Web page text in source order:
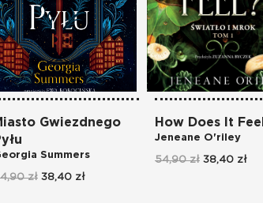
Gwiezdnego
Summers
zł 38,40 zł
How Does It
Jeneane O'riley
54,90 zł 38,40 zł